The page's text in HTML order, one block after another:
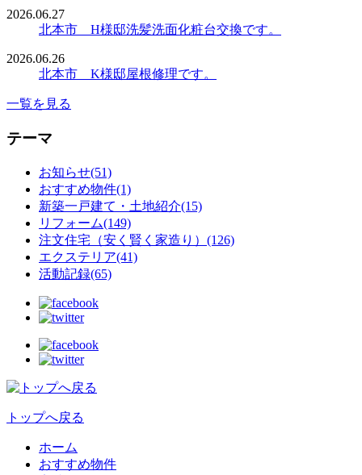
2026.06.27
北本市 H様邸洗髪洗面化粧台交換です。
2026.06.26
北本市 K様邸屋根修理です。
一覧を見る
テーマ
お知らせ(51)
おすすめ物件(1)
新築一戸建て・土地紹介(15)
リフォーム(149)
注文住宅（安く賢く家造り）(126)
エクステリア(41)
活動記録(65)
トップへ戻る
ホーム
おすすめ物件